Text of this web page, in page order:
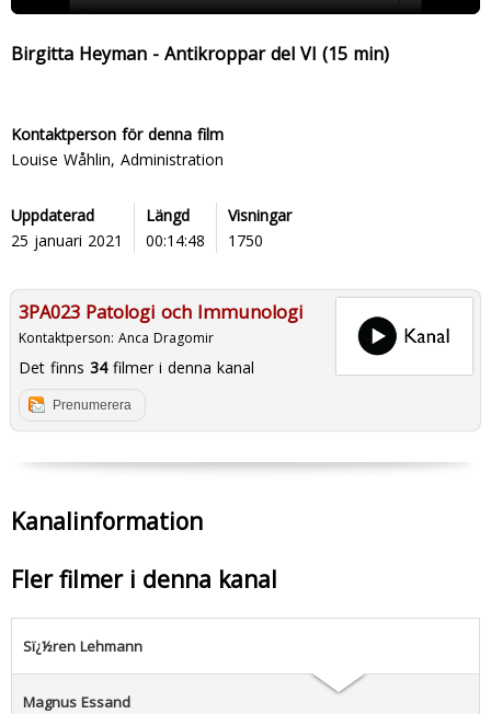
Birgitta Heyman - Antikroppar del VI (15 min)
Kontaktperson för denna film
Louise Wåhlin, Administration
Uppdaterad
25 januari 2021
Längd
00:14:48
Visningar
1750
3PA023 Patologi och Immunologi
Kontaktperson: Anca Dragomir
Det finns 34filmer i denna kanal
Prenumerera
Kanalinformation
Fler filmer i denna kanal
Sï¿½ren Lehmann
Magnus Essand